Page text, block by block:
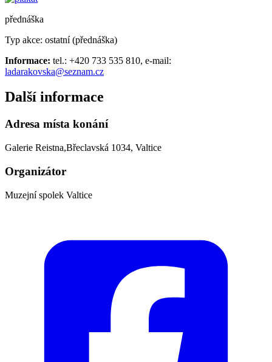
přednáška
Typ akce: ostatní (přednáška)
Informace: tel.: +420 733 535 810, e-mail:
ladarakovska@seznam.cz
Další informace
Adresa místa konání
Galerie Reistna,Břeclavská 1034, Valtice
Organizátor
Muzejní spolek Valtice